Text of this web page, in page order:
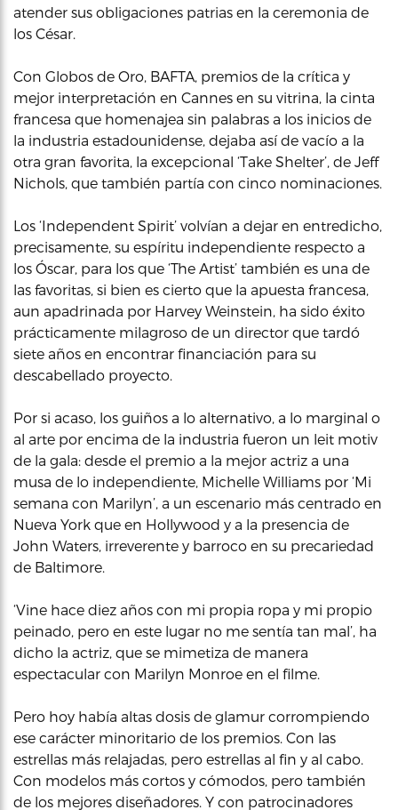
atender sus obligaciones patrias en la ceremonia de
los César.
Con Globos de Oro, BAFTA, premios de la crítica y
mejor interpretación en Cannes en su vitrina, la cinta
francesa que homenajea sin palabras a los inicios de
la industria estadounidense, dejaba así de vacío a la
otra gran favorita, la excepcional ‘Take Shelter’, de Jeff
Nichols, que también partía con cinco nominaciones.
Los ‘Independent Spirit’ volvían a dejar en entredicho,
precisamente, su espíritu independiente respecto a
los Óscar, para los que ‘The Artist’ también es una de
las favoritas, si bien es cierto que la apuesta francesa,
aun apadrinada por Harvey Weinstein, ha sido éxito
prácticamente milagroso de un director que tardó
siete años en encontrar financiación para su
descabellado proyecto.
Por si acaso, los guiños a lo alternativo, a lo marginal o
al arte por encima de la industria fueron un leit motiv
de la gala: desde el premio a la mejor actriz a una
musa de lo independiente, Michelle Williams por ‘Mi
semana con Marilyn’, a un escenario más centrado en
Nueva York que en Hollywood y a la presencia de
John Waters, irreverente y barroco en su precariedad
de Baltimore.
‘Vine hace diez años con mi propia ropa y mi propio
peinado, pero en este lugar no me sentía tan mal’, ha
dicho la actriz, que se mimetiza de manera
espectacular con Marilyn Monroe en el filme.
Pero hoy había altas dosis de glamur corrompiendo
ese carácter minoritario de los premios. Con las
estrellas más relajadas, pero estrellas al fin y al cabo.
Con modelos más cortos y cómodos, pero también
de los mejores diseñadores. Y con patrocinadores